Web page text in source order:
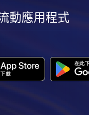
動應用程式